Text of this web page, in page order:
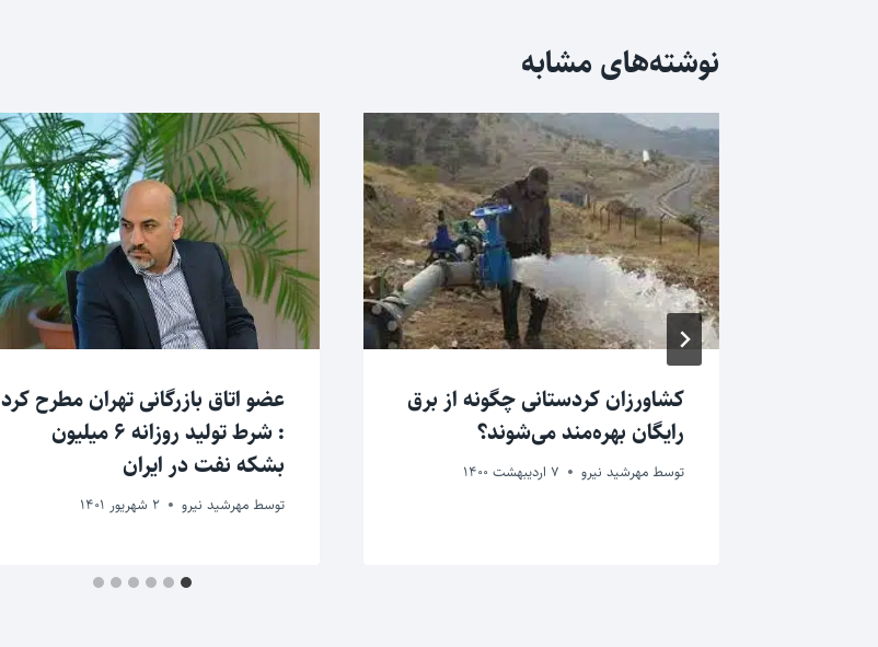
نوشته‌های مشابه
کشاورزان کردستانی چگونه از برق
رایگان بهره‌مند می‌شوند؟
توسط مهرشید نیرو 7 اردیبهشت 1400
عضو اتاق بازرگانی تهران مطرح کرد
: شرط تولید روزانه ۶ میلیون
بشکه نفت در ایران
توسط مهرشید نیرو 2 شهریور 1401